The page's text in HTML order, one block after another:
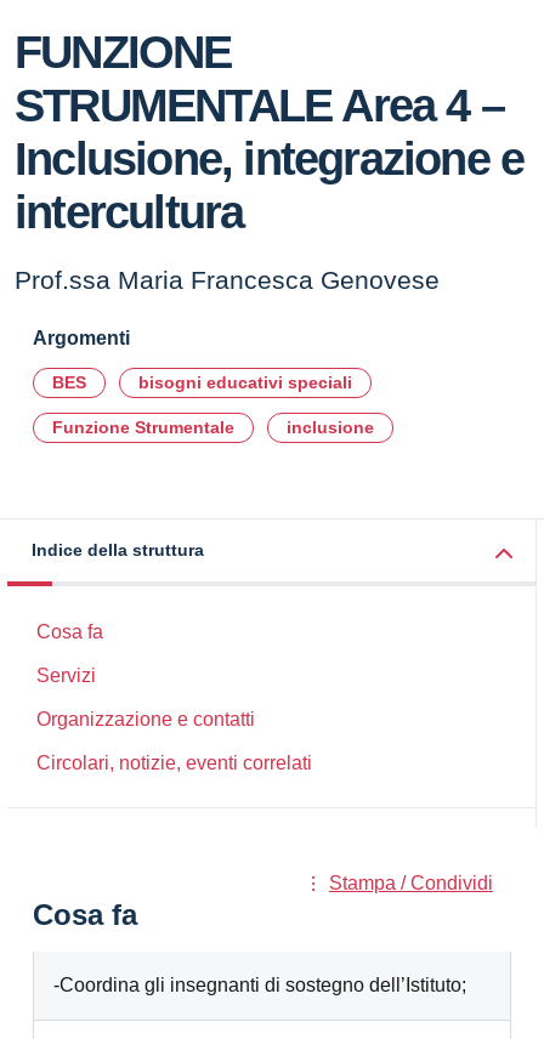
FUNZIONE
STRUMENTALE Area 4 –
Inclusione, integrazione e
intercultura
Prof.ssa Maria Francesca Genovese
Argomenti
BES bisogni educativi speciali
Funzione Strumentale inclusione
Indice della struttura
Cosa fa
Servizi
Organizzazione e contatti
Circolari, notizie, eventi correlati
Stampa / Condividi
Cosa fa
-Coordina gli insegnanti di sostegno dell’Istituto;